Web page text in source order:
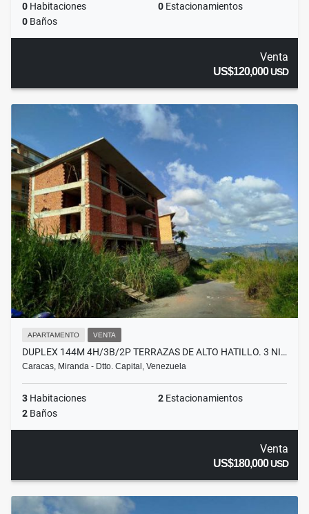
0 Habitaciones 0 Estacionamientos
0 Baños
Venta
US$120,000USD
APARTAMENTO VENTA
DUPLEX 144M 4H/3B/2P TERRAZAS DE ALTO HATILLO. 3 NI…
Caracas, Miranda - Dtto. Capital, Venezuela
3 Habitaciones 2 Estacionamientos
2 Baños
Venta
US$180,000USD